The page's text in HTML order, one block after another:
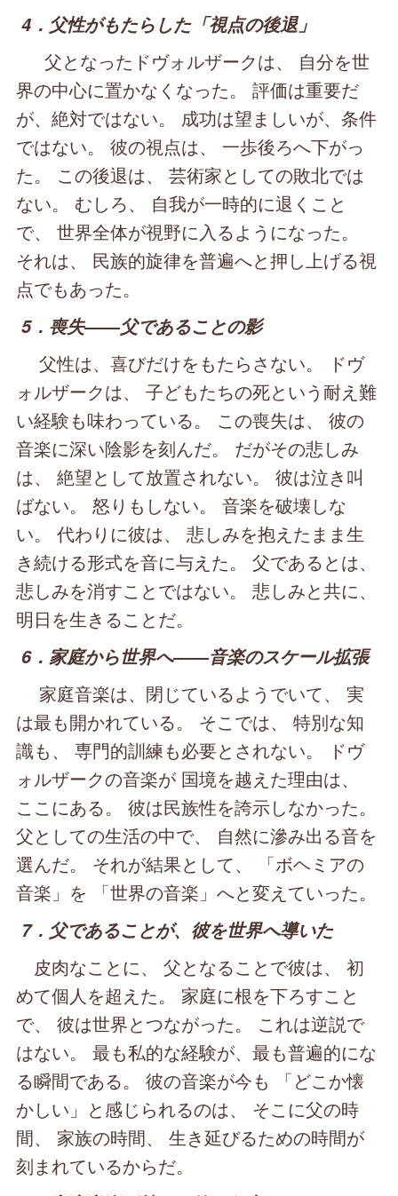
4．父性がもたらした「視点の後退」
父となったドヴォルザークは、 自分を世
界の中心に置かなくなった。 評価は重要だ
が、絶対ではない。 成功は望ましいが、条件
ではない。 彼の視点は、 一歩後ろへ下がっ
た。 この後退は、 芸術家としての敗北では
ない。 むしろ、 自我が一時的に退くこと
で、 世界全体が視野に入るようになった。
それは、 民族的旋律を普遍へと押し上げる視
点でもあった。
5．喪失――父であることの影
父性は、喜びだけをもたらさない。 ドヴ
ォルザークは、 子どもたちの死という耐え難
い経験も味わっている。 この喪失は、 彼の
音楽に深い陰影を刻んだ。 だがその悲しみ
は、 絶望として放置されない。 彼は泣き叫
ばない。 怒りもしない。 音楽を破壊しな
い。 代わりに彼は、 悲しみを抱えたまま生
き続ける形式を音に与えた。 父であるとは、
悲しみを消すことではない。 悲しみと共に、
明日を生きることだ。
6．家庭から世界へ――音楽のスケール拡張
家庭音楽は、閉じているようでいて、 実
は最も開かれている。 そこでは、 特別な知
識も、 専門的訓練も必要とされない。 ドヴ
ォルザークの音楽が 国境を越えた理由は、
ここにある。 彼は民族性を誇示しなかった。
父としての生活の中で、 自然に滲み出る音を
選んだ。 それが結果として、 「ボヘミアの
音楽」を 「世界の音楽」へと変えていった。
7．父であることが、彼を世界へ導いた
皮肉なことに、 父となることで彼は、 初
めて個人を超えた。 家庭に根を下ろすこと
で、 彼は世界とつながった。 これは逆説で
はない。 最も私的な経験が、最も普遍的にな
る瞬間である。 彼の音楽が今も 「どこか懐
かしい」と感じられるのは、 そこに父の時
間、 家族の時間、 生き延びるための時間が
刻まれているからだ。